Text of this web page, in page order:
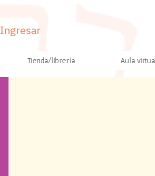
Ingresar
Tienda/librería Aula virtual